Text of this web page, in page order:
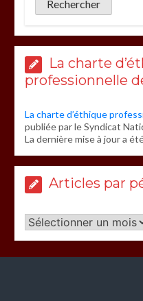
La charte
professionnelle
La charte d’éthique
publiée par le Syndicat
La dernière mise à jour a
Articles par
Articles
par
période